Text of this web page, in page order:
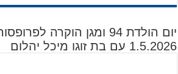
יום הולדת 94 ומגן הוקרה
1.5.2026 עם בת זוגו מיכל יהלום